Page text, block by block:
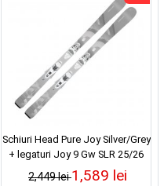
Schiuri Head Pure Joy Silver/Grey
+ legaturi Joy 9 Gw SLR 25/26
2,449 lei1,589 lei